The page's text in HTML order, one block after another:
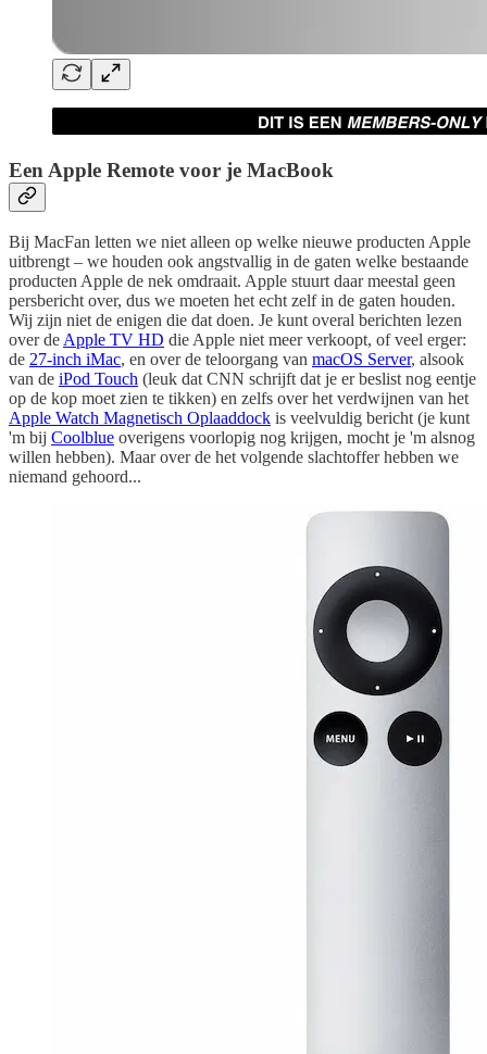
Een Apple Remote voor je MacBook
Bij MacFan letten we niet alleen op welke nieuwe producten Apple
uitbrengt – we houden ook angstvallig in de gaten welke bestaande
producten Apple de nek omdraait. Apple stuurt daar meestal geen
persbericht over, dus we moeten het echt zelf in de gaten houden.
Wij zijn niet de enigen die dat doen. Je kunt overal berichten lezen
over de Apple TV HD die Apple niet meer verkoopt, of veel erger:
de 27-inch iMac, en over de teloorgang van macOS Server, alsook
van de iPod Touch (leuk dat CNN schrijft dat je er beslist nog eentje
op de kop moet zien te tikken) en zelfs over het verdwijnen van het
Apple Watch Magnetisch Oplaaddock is veelvuldig bericht (je kunt
'm bij Coolblue overigens voorlopig nog krijgen, mocht je 'm alsnog
willen hebben). Maar over de het volgende slachtoffer hebben we
niemand gehoord...